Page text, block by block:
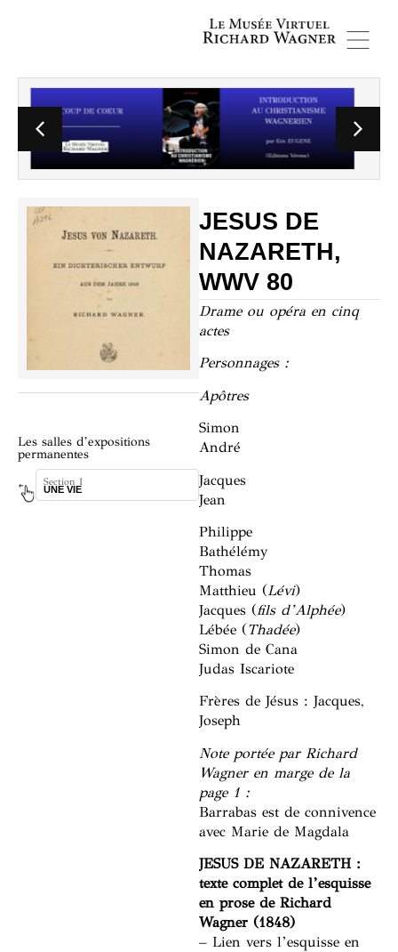
Les salles d’expositions
permanentes
Section I
UNE VIE
Section II
DANS L’INTIMITÉ DE RICHARD
JESUS DE
NAZARETH,
WWV 80
Drame ou opéra en cinq
actes
Personnages :
Apôtres
Simon
André
Jacques
Jean
Philippe
Bathélémy
Thomas
Matthieu (Lévi)
Jacques (fils d’Alphée)
Lébée (Thadée)
Simon de Cana
Judas Iscariote
Frères de Jésus : Jacques,
Joseph
Note portée par Richard
Wagner en marge de la
page 1 :
Barrabas est de connivence
avec Marie de Magdala
JESUS DE NAZARETH :
texte complet de l’esquisse
en prose de Richard
Wagner (1848)
– Lien vers l’esquisse en